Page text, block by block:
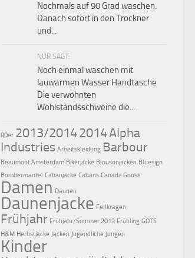
Nochmals auf 90 Grad waschen.
Danach sofort in den Trockner
und...
NUR SAGT:
Noch einmal waschen mit
lauwarmen Wasser Handtasche
Die verwöhnten
Wohlstandsschweine die...
80er 2013/20142014Alpha
Industries Arbeitskleidung Barbour
Beaumont Amsterdam Bikerjacke Blousonjacken Bluesign
Bombermantel Cabanjacke Cabans Canada Goose
Damen Daunen
Daunenjacke Fellkragen
Frühjahr Frühjahr/Sommer 2013 Frühling GOTS
H&M Herbstjacke Jacken Jugendliche Jungen
Kinder